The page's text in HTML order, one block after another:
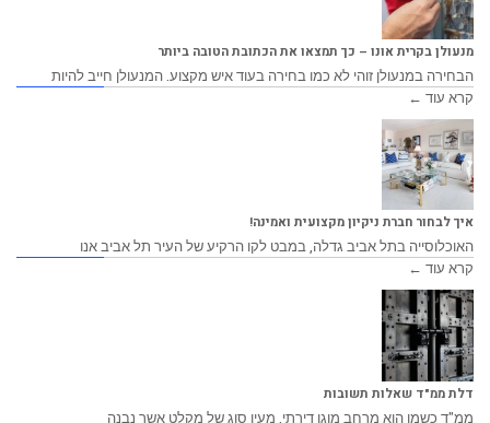
מנעולן בקרית אונו – כך תמצאו את הכתובת הטובה ביותר
הבחירה במנעולן זוהי לא כמו בחירה בעוד איש מקצוע. המנעולן חייב להיות
קרא עוד ←
איך לבחור חברת ניקיון מקצועית ואמינה!
האוכלוסייה בתל אביב גדלה, במבט לקו הרקיע של העיר תל אביב אנו
קרא עוד ←
דלת ממ"ד שאלות תשובות
ממ"ד כשמו הוא מרחב מוגן דירתי, מעין סוג של מקלט אשר נבנה